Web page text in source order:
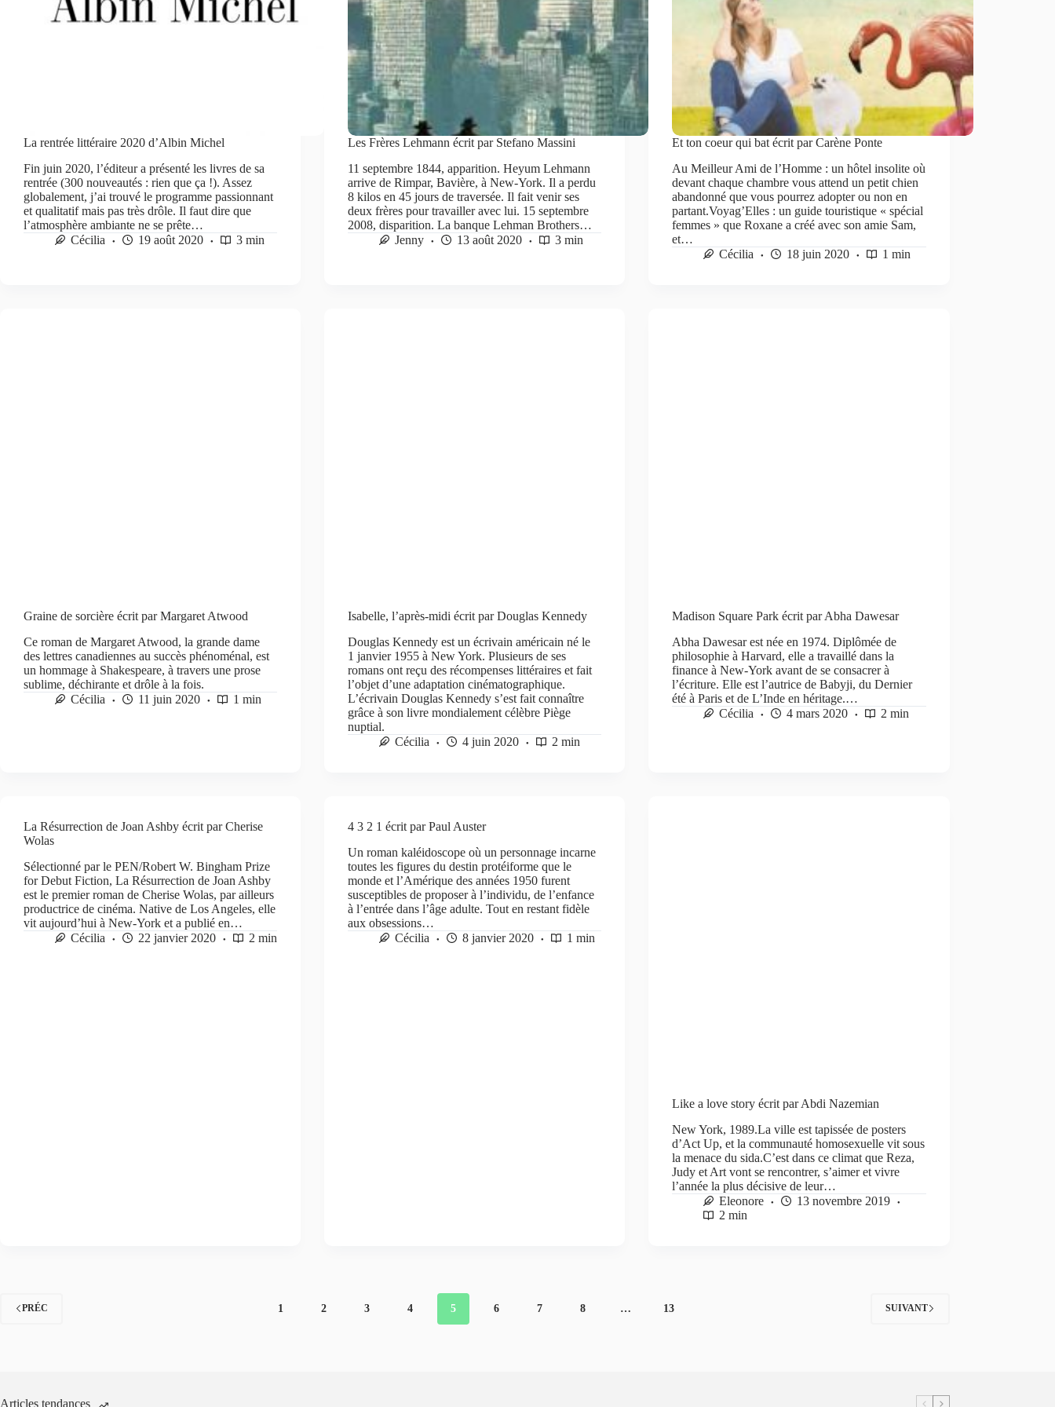
La rentrée littéraire 2020 d’Albin Michel
Fin juin 2020, l’éditeur a présenté les livres de sa
rentrée (300 nouveautés : rien que ça !). Assez
globalement, j’ai trouvé le programme passionnant
et qualitatif mais pas très drôle. Il faut dire que
l’atmosphère ambiante ne se prête…
Cécilia
19 août 2020 3 min
Les Frères Lehmann écrit par Stefano Massini
11 septembre 1844, apparition. Heyum Lehmann
arrive de Rimpar, Bavière, à New-York. Il a perdu
8 kilos en 45 jours de traversée. Il fait venir ses
deux frères pour travailler avec lui. 15 septembre
2008, disparition. La banque Lehman Brothers…
Jenny
13 août 2020 3 min
Et ton coeur qui bat écrit par Carène Ponte
Au Meilleur Ami de l’Homme : un hôtel insolite où
devant chaque chambre vous attend un petit chien
abandonné que vous pourrez adopter ou non en
partant.Voyag’Elles : un guide touristique « spécial
femmes » que Roxane a créé avec son amie Sam,
et…
Cécilia
18 juin 2020 1 min
Graine de sorcière écrit par Margaret Atwood
Ce roman de Margaret Atwood, la grande dame
des lettres canadiennes au succès phénoménal, est
un hommage à Shakespeare, à travers une prose
sublime, déchirante et drôle à la fois.
Cécilia
11 juin 2020 1 min
Isabelle, l’après-midi écrit par Douglas Kennedy
Douglas Kennedy est un écrivain américain né le
1 janvier 1955 à New York. Plusieurs de ses
romans ont reçu des récompenses littéraires et fait
l’objet d’une adaptation cinématographique.
L’écrivain Douglas Kennedy s’est fait connaître
grâce à son livre mondialement célèbre Piège
nuptial.
Cécilia
4 juin 2020 2 min
Madison Square Park écrit par Abha Dawesar
Abha Dawesar est née en 1974. Diplômée de
philosophie à Harvard, elle a travaillé dans la
finance à New-York avant de se consacrer à
l’écriture. Elle est l’autrice de Babyji, du Dernier
été à Paris et de L’Inde en héritage.…
Cécilia
4 mars 2020 2 min
La Résurrection de Joan Ashby écrit par Cherise
Wolas
Sélectionné par le PEN/Robert W. Bingham Prize
for Debut Fiction, La Résurrection de Joan Ashby
est le premier roman de Cherise Wolas, par ailleurs
productrice de cinéma. Native de Los Angeles, elle
vit aujourd’hui à New-York et a publié en…
Cécilia
22 janvier 2020 2 min
4 3 2 1 écrit par Paul Auster
Un roman kaléidoscope où un personnage incarne
toutes les figures du destin protéiforme que le
monde et l’Amérique des années 1950 furent
susceptibles de proposer à l’individu, de l’enfance
à l’entrée dans l’âge adulte. Tout en restant fidèle
aux obsessions…
Cécilia
8 janvier 2020 1 min
Like a love story écrit par Abdi Nazemian
New York, 1989.La ville est tapissée de posters
d’Act Up, et la communauté homosexuelle vit sous
la menace du sida.C’est dans ce climat que Reza,
Judy et Art vont se rencontrer, s’aimer et vivre
l’année la plus décisive de leur…
Eleonore
13 novembre 2019
2 min
PRÉC 1 2 3 4 5 6 7 8 … 13 SUIVANT
Articles tendances